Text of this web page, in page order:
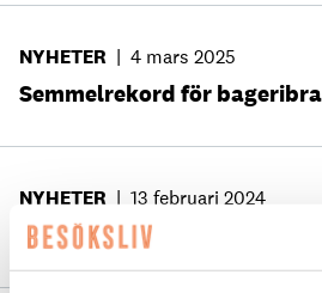
NYHETER | 4 mars 2025
Semmelrekord för
NYHETER | 13 februari 2024
”Jobbar ständigt med att